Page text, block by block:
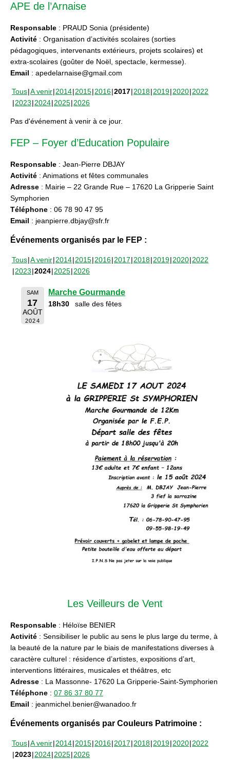
APE de l’Arnaise
Responsable : PRAUD Sonia (présidente)
Activité : Organisation d’activités scolaires (sorties
pédagogiques, intervenants extérieurs, projets scolaires) et
extra-scolaires (goûter de Noël, spectacle, kermesse).
Email : apedelarnaise@gmail.com
Tous A venir 2014 2015 2016 2017 2018 2019 2020 2022
2023 2024 2025 2026
Pas d'événement à venir à ce jour.
FEP – Foyer d’Education Populaire
Responsable : Jean-Pierre DBJAY
Activité : Animations et fêtes communales
Adresse : Mairie – 22 Grande Rue – 17620 La Gripperie Saint
Symphorien
Téléphone : 06 78 90 47 95
Email : jeanpierre.dbjay@sfr.fr
Événements organisés par le FEP :
Tous A venir 2014 2015 2016 2017 2018 2019 2020 2022
2023 2024 2025 2026
SAM
17
AOÛT
2024
Marche Gourmande
18h30 salle des fêtes
Les Veilleurs de Vent
Responsable : Héloïse BENIER
Activité : Sensibiliser le public au sens le plus large du terme, à
la beauté de la nature par le biais de manifestations diverses à
caractère culturel : résidence d’artistes, expositions d’art,
interventions littéraires, musicales et théâtres, etc
Adresse : La Massonne- 17620 La Gripperie-Saint-Symphorien
Téléphone : 07 86 37 80 77
Email : jeanmichel.benier@wanadoo.fr
Événements organisés par Couleurs Patrimoine :
Tous A venir 2014 2015 2016 2017 2018 2019 2020 2022
2023 2024 2025 2026